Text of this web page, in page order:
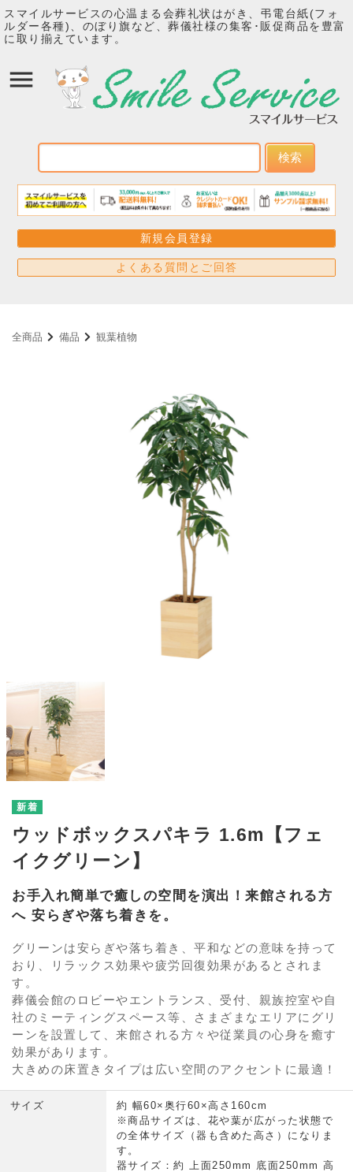
スマイルサービスの心温まる会葬礼状はがき、弔電台紙(フォ
ルダー各種)、のぼり旗など、葬儀社様の集客･販促商品を豊富
に取り揃えています。
検索
新規会員登録
よくある質問とご回答
全商品 備品 観葉植物
ウッドボックスパキラ 1.6m【フェ
イクグリーン】
お手入れ簡単で癒しの空間を演出！来館される方
へ 安らぎや落ち着きを。
グリーンは安らぎや落ち着き、平和などの意味を持って
おり、リラックス効果や疲労回復効果があるとされま
す。
葬儀会館のロビーやエントランス、受付、親族控室や自
社のミーティングスペース等、さまざまなエリアにグリ
ーンを設置して、来館される方々や従業員の心身を癒す
効果があります。
大きめの床置きタイプは広い空間のアクセントに最適！
サイズ
約 幅60×奥行60×高さ160cm
※商品サイズは、花や葉が広がった状態で
の全体サイズ（器も含めた高さ）になりま
す。
器サイズ：約 上面250mm 底面250mm 高